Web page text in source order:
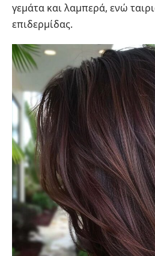
γεμάτα και λαμπερά, ενώ
επιδερμίδας.